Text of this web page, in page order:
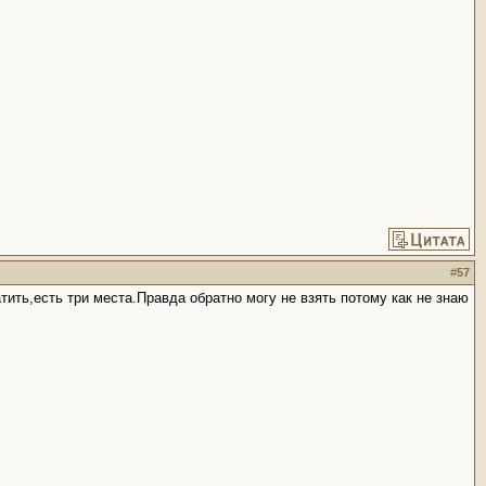
#57
три места.Правда обратно могу не взять потому как не знаю